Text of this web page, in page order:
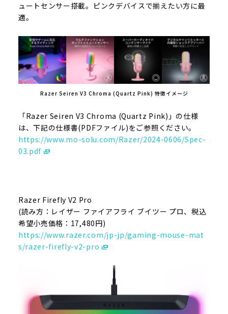
ュートセンサー搭載。ピンクデバイスで揃えたい方に最
適。
Razer Seiren V3 Chroma (Quartz Pink) 特徴イメージ
「Razer Seiren V3 Chroma (Quartz Pink)」の仕様
は、下記の仕様書(PDFファイル)をご参照ください。
https://www.mo-solu.com/Razer/2024-0606/Spec-
03.pdf
Razer Firefly V2 Pro
(読み方：レイザー ファイアフライ ブイツー プロ、税込
希望小売価格：17,480円)
https://www.razer.com/jp-jp/gaming-mouse-mat
s/razer-firefly-v2-pro